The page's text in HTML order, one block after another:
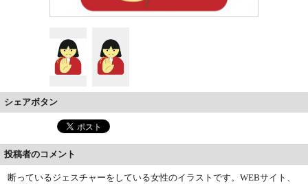
シェアボタン
投稿者のコメント
断っているジェスチャーをしている女性のイラストです。WEBサイト、